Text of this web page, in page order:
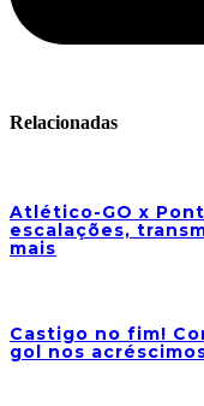
Relacionadas
Atlético-GO x
escalações,
mais
Castigo no fim!
gol nos